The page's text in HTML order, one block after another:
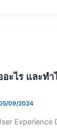
อะไร และท
09/2024
Experience